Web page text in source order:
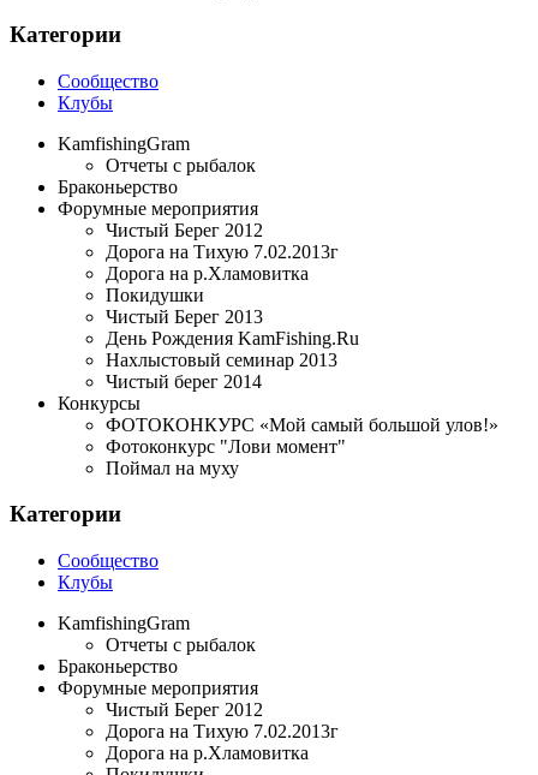
Категории
Сообщество
Клубы
KamfishingGram
Отчеты с рыбалок
Браконьерство
Форумные мероприятия
Чистый Берег 2012
Дорога на Тихую 7.02.2013г
Дорога на р.Хламовитка
Покидушки
Чистый Берег 2013
День Рождения KamFishing.Ru
Нахлыстовый семинар 2013
Чистый берег 2014
Конкурсы
ФОТОКОНКУРС «Мой самый большой улов!»
Фотоконкурс "Лови момент"
Поймал на муху
Категории
Сообщество
Клубы
KamfishingGram
Отчеты с рыбалок
Браконьерство
Форумные мероприятия
Чистый Берег 2012
Дорога на Тихую 7.02.2013г
Дорога на р.Хламовитка